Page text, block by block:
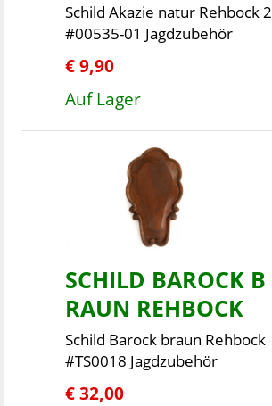
Schild Akazie natur Rehbock 2
#00535-01 Jagdzubehör
€ 9,90
Auf Lager
SCHILD BAROCK B
RAUN REHBOCK
Schild Barock braun Rehbock
#TS0018 Jagdzubehör
€ 32,00